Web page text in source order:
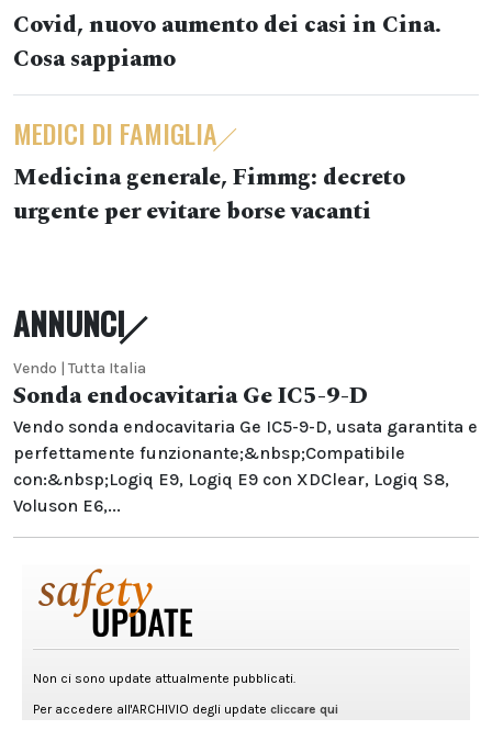
Covid, nuovo aumento dei casi in Cina.
Cosa sappiamo
MEDICI DI FAMIGLIA
Medicina generale, Fimmg: decreto
urgente per evitare borse vacanti
ANNUNCI
Vendo | Tutta Italia
Sonda endocavitaria Ge IC5-9-D
Vendo sonda endocavitaria Ge IC5-9-D, usata garantita e
perfettamente funzionante;&nbsp;Compatibile
con:&nbsp;Logiq E9, Logiq E9 con XDClear, Logiq S8,
Voluson E6,...